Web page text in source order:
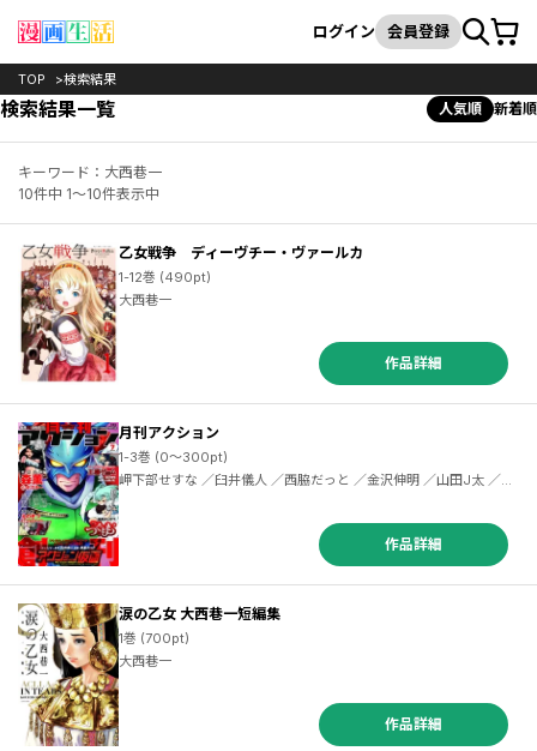
検索
ログイン 会員登録カート
TOP 検索結果
検索結果一覧 人気順 新着順
キーワード：大西巷一
10件中 1～10件表示中
乙女戦争 ディーヴチー・ヴァールカ
1-12巻 (490pt)
大西巷一
作品詳細
月刊アクション
1-3巻 (0～300pt)
岬下部せすな ／臼井儀人 ／西脇だっと ／金沢伸明 ／山田J太 ／カ
ザマアヤミ ／すたひろ ／浜田よしかづ ／歌麿 ／板倉梓 ／柳本光晴
／まことじ ／カズミヤアキラ ／くまのとおる ／菅原敬太 ／稲光伸
二 ／えのきづ ／クール教信者 ／シモダアサミ ／コンノトヒロ ／き
や ／幸田廣信 ／ＵＹスタジオ
作品詳細
涙の乙女 大西巷一短編集
1巻 (700pt)
大西巷一
作品詳細